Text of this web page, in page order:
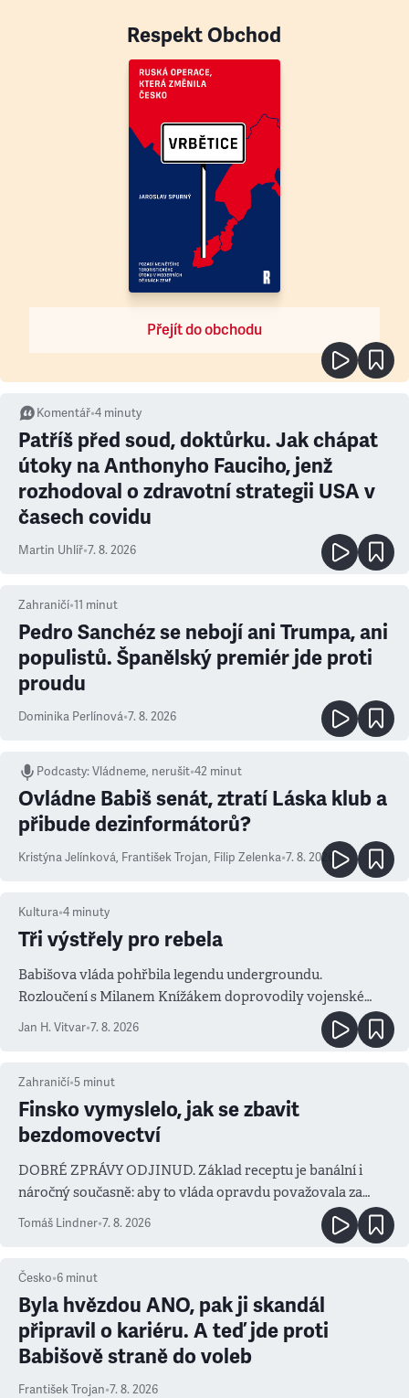
Respekt Obchod
Přejít do obchodu
Komentář•4 minuty
Patříš před soud, doktůrku. Jak chápat
útoky na Anthonyho Fauciho, jenž
rozhodoval o zdravotní strategii USA v
časech covidu
Martin Uhlíř•7. 8. 2026
Zahraničí•11 minut
Pedro Sanchéz se nebojí ani Trumpa, ani
populistů. Španělský premiér jde proti
proudu
Dominika Perlínová•7. 8. 2026
Podcasty:Vládneme, nerušit•42 minut
Ovládne Babiš senát, ztratí Láska klub a
přibude dezinformátorů?
Kristýna Jelínková, František Trojan, Filip Zelenka•7. 8. 2026
Kultura•4 minuty
Tři výstřely pro rebela
Babišova vláda pohřbila legendu undergroundu.
Rozloučení s Milanem Knížákem doprovodily vojenské
salvy i kritika pokrokářů
Jan H. Vitvar•7. 8. 2026
Zahraničí•5 minut
Finsko vymyslelo, jak se zbavit
bezdomovectví
DOBRÉ ZPRÁVY ODJINUD. Základ receptu je banální i
náročný současně: aby to vláda opravdu považovala za
prioritu
Tomáš Lindner•7. 8. 2026
Česko•6 minut
Byla hvězdou ANO, pak ji skandál
připravil o kariéru. A teď jde proti
Babišově straně do voleb
František Trojan•7. 8. 2026